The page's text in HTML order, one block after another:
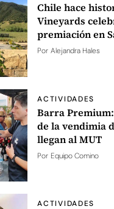
Chile hace
Vineyards
premiación en
Por Alejandra Hales
ACTIVIDADES
Barra
de la vendimia
llegan al MUT
Por Equipo Comino
ACTIVIDADES